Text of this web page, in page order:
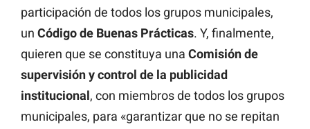
participación de todos los grupos municipales,
un Código de Buenas Prácticas. Y, finalmente,
quieren que se constituya una Comisión de
supervisión y control de la publicidad
institucional, con miembros de todos los grupos
municipales, para «garantizar que no se repitan